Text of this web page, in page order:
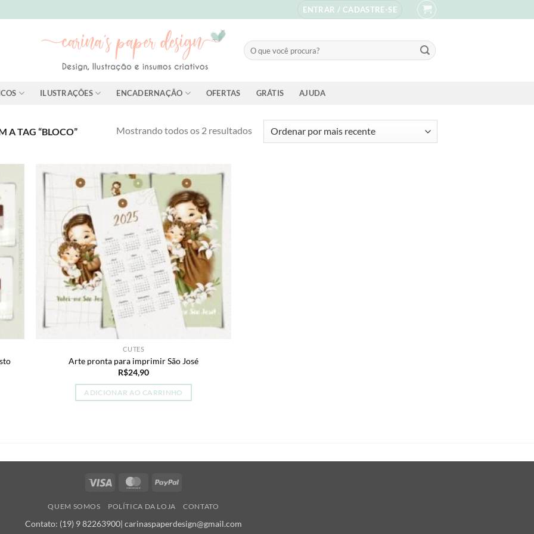
ENTRAR / CADASTRE-SE
Pesquisar
por:
ILUSTRAÇÕES ENCADERNAÇÃO OFERTAS GRÁTIS AJUDA
A TAG “BLOCO” Mostrando todos os 2 resultadosClassificado
por
to
Add to
wishlist
CUTES
Arte pronta para imprimir São José
R$24,90
ADICIONAR AO CARRINHO
Visa MasterCardPayPal
QUEM SOMOS POLÍTICA DA LOJA CONTATO
Contato: (19) 9 82263900| carinaspaperdesign@gmail.com